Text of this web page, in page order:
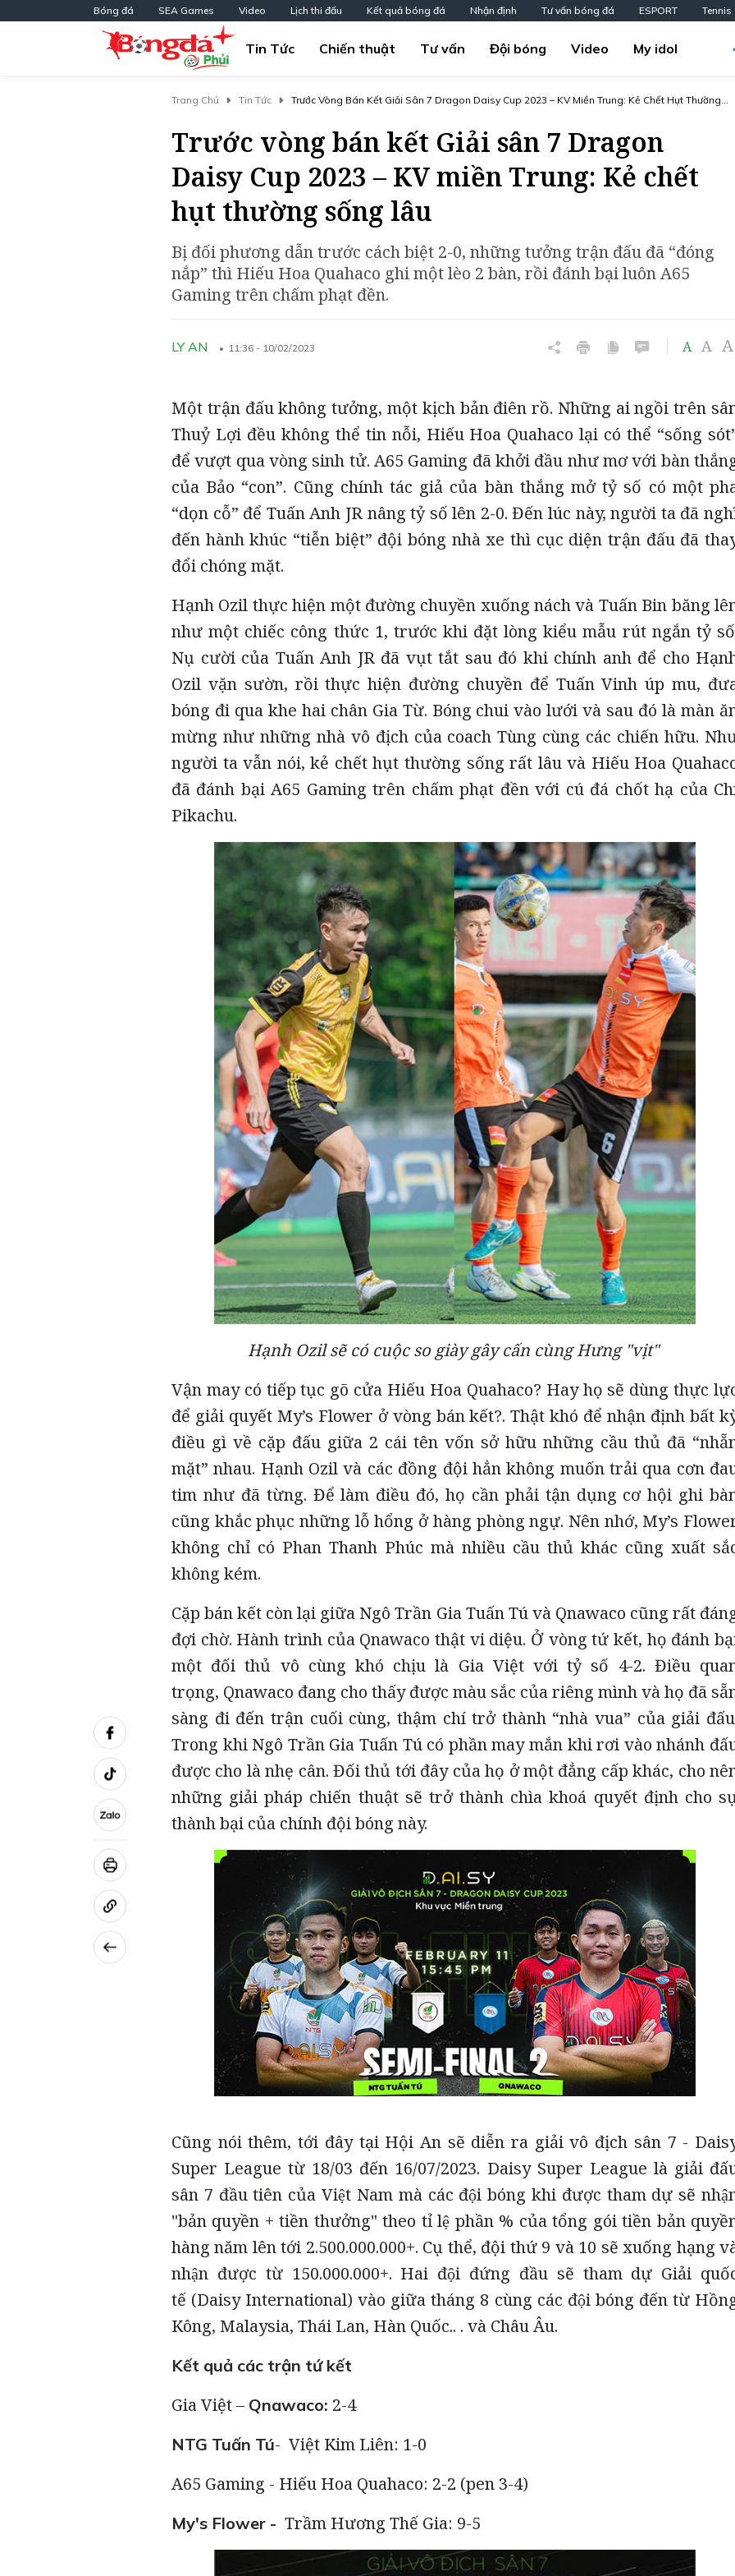
Bóng đá SEA Games Video Lịch thi đấu Kết quả bóng đá Nhận định Tư vấn bóng đá ESPORT Tennis
Tin Tức Chiến thuật Tư vấn Đội bóng Video My idol
Trang Chủ Tin Tức
Trước Vòng Bán Kết Giải Sân 7 Dragon Daisy Cup 2023 – KV Miền Trung: Kẻ Chết Hụt Thường
Trước vòng bán kết Giải sân 7 Dragon
Daisy Cup 2023 – KV miền Trung: Kẻ chết
hụt thường sống lâu
Bị đối phương dẫn trước cách biệt 2-0, những tưởng trận đấu đã “đóng
nắp” thì Hiếu Hoa Quahaco ghi một lèo 2 bàn, rồi đánh bại luôn A65
Gaming trên chấm phạt đền.
LY AN 11:36 - 10/02/2023 A A A
Một trận đấu không tưởng, một kịch bản điên rồ. Những ai ngồi trên
Thuỷ Lợi đều không thể tin nỗi, Hiếu Hoa Quahaco lại có thể “sống
để vượt qua vòng sinh tử. A65 Gaming đã khởi đầu như mơ với bàn
của Bảo “con”. Cũng chính tác giả của bàn thắng mở tỷ số có một
“dọn cỗ” để Tuấn Anh JR nâng tỷ số lên 2-0. Đến lúc này, người ta đã
đến hành khúc “tiễn biệt” đội bóng nhà xe thì cục diện trận đấu đã
đổi chóng mặt.
Hạnh Ozil thực hiện một đường chuyền xuống nách và Tuấn Bin băng
như một chiếc công thức 1, trước khi đặt lòng kiểu mẫu rút ngắn tỷ
Nụ cười của Tuấn Anh JR đã vụt tắt sau đó khi chính anh để cho
Ozil vặn sườn, rồi thực hiện đường chuyền để Tuấn Vinh úp mu,
bóng đi qua khe hai chân Gia Từ. Bóng chui vào lưới và sau đó là màn
mừng như những nhà vô địch của coach Tùng cùng các chiến hữu.
người ta vẫn nói, kẻ chết hụt thường sống rất lâu và Hiếu Hoa
đã đánh bại A65 Gaming trên chấm phạt đền với cú đá chốt hạ của
Pikachu.
Hạnh Ozil sẽ có cuộc so giày gây cấn cùng Hưng "vịt"
Vận may có tiếp tục gõ cửa Hiếu Hoa Quahaco? Hay họ sẽ dùng thực
để giải quyết My’s Flower ở vòng bán kết?. Thật khó để nhận định bất
điều gì về cặp đấu giữa 2 cái tên vốn sở hữu những cầu thủ đã
mặt” nhau. Hạnh Ozil và các đồng đội hẳn không muốn trải qua cơn
tim như đã từng. Để làm điều đó, họ cần phải tận dụng cơ hội ghi
cũng khắc phục những lỗ hổng ở hàng phòng ngự. Nên nhớ, My’s
không chỉ có Phan Thanh Phúc mà nhiều cầu thủ khác cũng xuất
không kém.
Cặp bán kết còn lại giữa Ngô Trần Gia Tuấn Tú và Qnawaco cũng rất
đợi chờ. Hành trình của Qnawaco thật vi diệu. Ở vòng tứ kết, họ đánh
một đối thủ vô cùng khó chịu là Gia Việt với tỷ số 4-2. Điều
trọng, Qnawaco đang cho thấy được màu sắc của riêng mình và họ đã
sàng đi đến trận cuối cùng, thậm chí trở thành “nhà vua” của giải
Trong khi Ngô Trần Gia Tuấn Tú có phần may mắn khi rơi vào nhánh
được cho là nhẹ cân. Đối thủ tới đây của họ ở một đẳng cấp khác, cho
những giải pháp chiến thuật sẽ trở thành chìa khoá quyết định cho
thành bại của chính đội bóng này.
Cũng nói thêm, tới đây tại Hội An sẽ diễn ra giải vô địch sân 7 -
Super League từ 18/03 đến 16/07/2023. Daisy Super League là giải
sân 7 đầu tiên của Việt Nam mà các đội bóng khi được tham dự sẽ
"bản quyền + tiền thưởng" theo tỉ lệ phần % của tổng gói tiền bản
hàng năm lên tới 2.500.000.000+. Cụ thể, đội thứ 9 và 10 sẽ xuống hạng
nhận được từ 150.000.000+. Hai đội đứng đầu sẽ tham dự Giải
tế (Daisy International) vào giữa tháng 8 cùng các đội bóng đến từ
Kông, Malaysia, Thái Lan, Hàn Quốc.. . và Châu Âu.
Kết quả các trận tứ kết
Gia Việt – Qnawaco: 2-4
NTG Tuấn Tú- Việt Kim Liên: 1-0
A65 Gaming - Hiếu Hoa Quahaco: 2-2 (pen 3-4)
My's Flower - Trầm Hương Thế Gia: 9-5